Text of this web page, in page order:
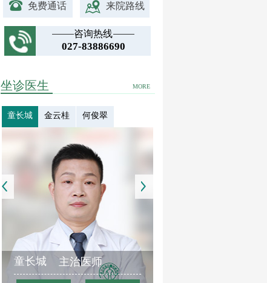
免费通话 来院路线
咨询热线
027-83886690
MORE
坐诊医生
童长城 金云桂 何俊翠
童长城 主治医师